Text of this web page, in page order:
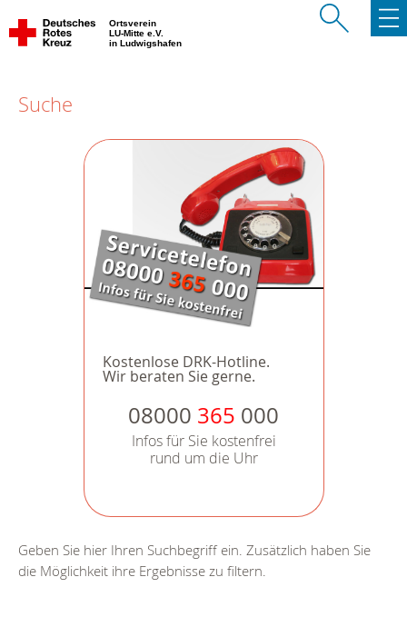
Ortsverein
LU-Mitte e.V.
in Ludwigshafen
Suche
Kostenlose DRK-Hotline.
Wir beraten Sie gerne.
08000 365 000
Infos für Sie kostenfrei
rund um die Uhr
Geben Sie hier Ihren Suchbegriff ein. Zusätzlich haben Sie
die Möglichkeit ihre Ergebnisse zu filtern.